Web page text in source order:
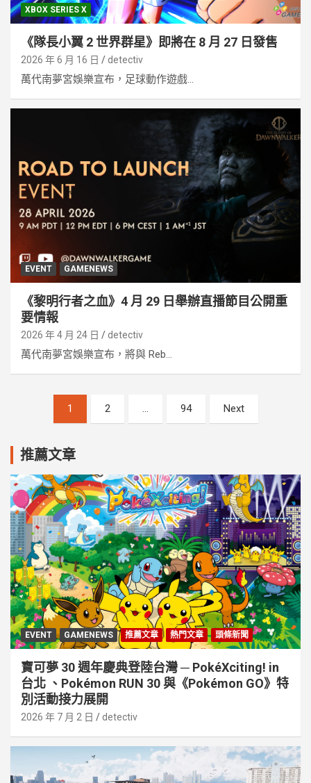
XBOX SERIES X
《隊長小翼 2 世界群星》即將在 8 月 27 日發售
2026 年 6 月 16 日 detectiv
萬代南夢宮娛樂宣布，足球動作遊戲...
EVENT GAMENEWS
《黎明行者之血》4 月 29 日舉辦直播節目公開重
要情報
2026 年 4 月 24 日 detectiv
萬代南夢宮娛樂宣布，將與 Reb...
分
頁
1 2 ... 94 Next
推薦文章
EVENT GAMENEWS 推薦文章 熱門文章 頭條新聞
寶可夢 30 週年慶典登陸台灣 ─ PokéXciting! in
台北 、Pokémon RUN 30 與《Pokémon GO》特
別活動接⼒展開
2026 年 7 月 2 日 detectiv